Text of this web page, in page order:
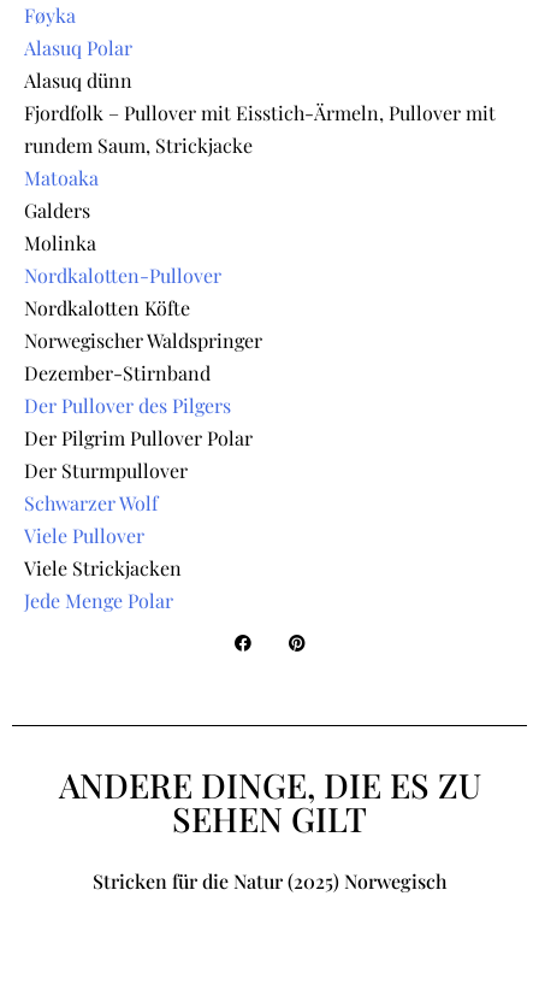
Føyka
Alasuq Polar
Alasuq dünn
Fjordfolk – Pullover mit Eisstich-Ärmeln, Pullover mit
rundem Saum, Strickjacke
Matoaka
Galders
Molinka
Nordkalotten-Pullover
Nordkalotten Köfte
Norwegischer Waldspringer
Dezember-Stirnband
Der Pullover des Pilgers
Der Pilgrim Pullover Polar
Der Sturmpullover
Schwarzer Wolf
Viele Pullover
Viele Strickjacken
Jede Menge Polar
ANDERE DINGE, DIE ES ZU
SEHEN GILT
Stricken für die Natur (2025) Norwegisch